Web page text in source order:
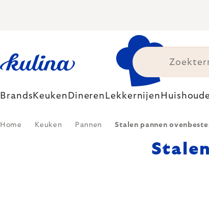
Brands Keuken Dineren Lekkernijen
Home Keuken Pannen Stalen pannen